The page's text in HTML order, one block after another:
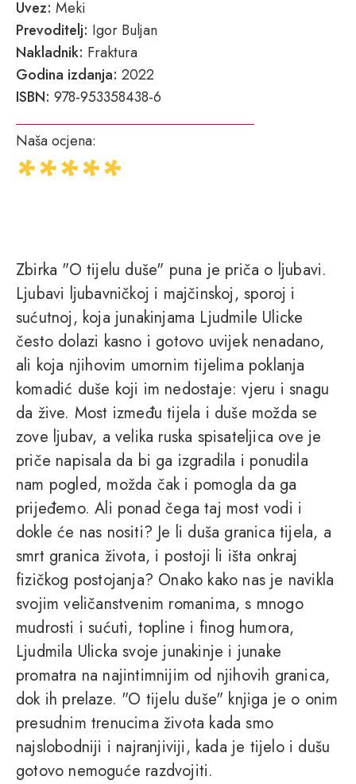
Uvez: Meki
Prevoditelj: Igor Buljan
Nakladnik: Fraktura
Godina izdanja: 2022
ISBN: 978-953358438-6
Naša ocjena:
Zbirka "O tijelu duše" puna je priča o ljubavi.
Ljubavi ljubavničkoj i majčinskoj, sporoj i
sućutnoj, koja junakinjama Ljudmile Ulicke
često dolazi kasno i gotovo uvijek nenadano,
ali koja njihovim umornim tijelima poklanja
komadić duše koji im nedostaje: vjeru i snagu
da žive. Most između tijela i duše možda se
zove ljubav, a velika ruska spisateljica ove je
priče napisala da bi ga izgradila i ponudila
nam pogled, možda čak i pomogla da ga
prijeđemo. Ali ponad čega taj most vodi i
dokle će nas nositi? Je li duša granica tijela, a
smrt granica života, i postoji li išta onkraj
fizičkog postojanja? Onako kako nas je navikla
svojim veličanstvenim romanima, s mnogo
mudrosti i sućuti, topline i finog humora,
Ljudmila Ulicka svoje junakinje i junake
promatra na najintimnijim od njihovih granica,
dok ih prelaze. "O tijelu duše" knjiga je o onim
presudnim trenucima života kada smo
najslobodniji i najranjiviji, kada je tijelo i dušu
gotovo nemoguće razdvojiti.